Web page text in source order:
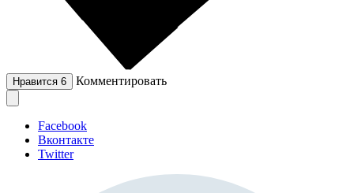
Нравится 6 Комментировать
Facebook
Вконтакте
Twitter